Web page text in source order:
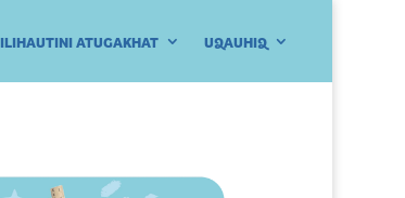
ILIHAUTINI ATUGAKHAT UQAUHIQ